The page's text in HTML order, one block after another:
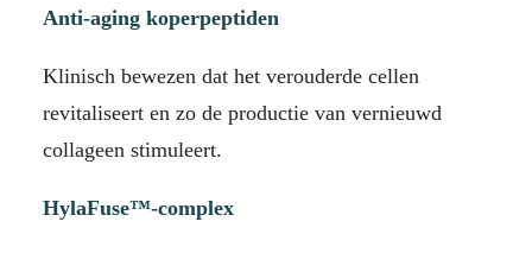
Anti-aging koperpeptiden
Klinisch bewezen dat het verouderde cellen
revitaliseert en zo de productie van vernieuwd
collageen stimuleert.
HylaFuse™-complex